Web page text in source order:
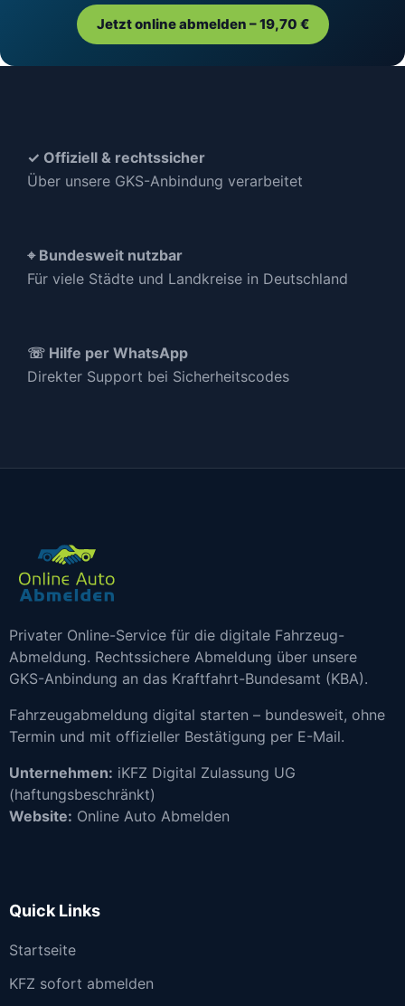
Jetzt online abmelden – 19,70 €
✓ Offiziell & rechtssicher
Über unsere GKS-Anbindung verarbeitet
⌖ Bundesweit nutzbar
Für viele Städte und Landkreise in Deutschland
☏ Hilfe per WhatsApp
Direkter Support bei Sicherheitscodes
Privater Online-Service für die digitale Fahrzeug-
Abmeldung. Rechtssichere Abmeldung über unsere
GKS-Anbindung an das Kraftfahrt-Bundesamt (KBA).
Fahrzeugabmeldung digital starten – bundesweit, ohne
Termin und mit offizieller Bestätigung per E-Mail.
Unternehmen: iKFZ Digital Zulassung UG
(haftungsbeschränkt)
Website: Online Auto Abmelden
Quick Links
Startseite
KFZ sofort abmelden